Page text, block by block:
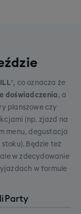
", co oznacza że
doświadczenia , a
planszowe czy
(np. zjazd na
menu, degustacja
Będzie też
w zdecydowanie
w formule